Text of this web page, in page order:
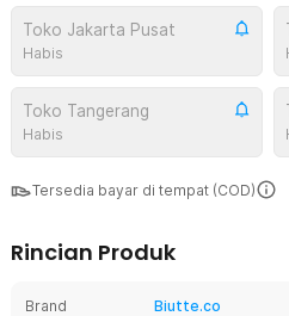
Toko Jakarta Pusat
Habis
Toko Tangerang
Habis
Tersedia bayar di tempat (COD)
Rincian Produk
Brand
Biutte.co